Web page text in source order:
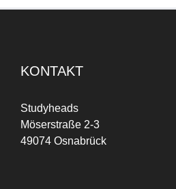
KONTAKT
Studyheads
Möserstraße 2-3
49074 Osnabrück